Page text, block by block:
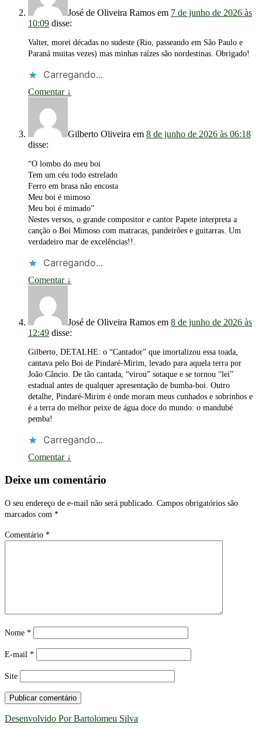
José de Oliveira Ramos em 7 de junho de 2026 às
10:09 disse:
Valter, morei décadas no sudeste (Rio, passeando em São Paulo e
Paraná muitas vezes) mas minhas raízes são nordestinas. Obrigado!
Carregando...
Comentar ↓
Gilberto Oliveira em 8 de junho de 2026 às 06:18
disse:
“O lombo do meu boi
Tem um céu todo estrelado
Ferro em brasa não encosta
Meu boi é mimoso
Meu boi é mimado”
Nestes versos, o grande compositor e cantor Papete interpreta a
canção o Boi Mimoso com matracas, pandeirões e guitarras. Um
verdadeiro mar de excelências!!.
Carregando...
Comentar ↓
José de Oliveira Ramos em 8 de junho de 2026 às
12:49 disse:
Gilberto, DETALHE: o “Cantador” que imortalizou essa toada,
cantava pelo Boi de Pindaré-Mirim, levado para aquela terra por
João Câncio. De tão cantada, “virou” sotaque e se tornou “lei”
estadual antes de qualquer apresentação de bumba-boi. Outro
detalhe, Pindaré-Mirim é onde moram meus cunhados e sobrinhos e
é a terra do melhor peixe de água doce do mundo: o mandubé
pemba!
Carregando...
Comentar ↓
Deixe um comentário
O seu endereço de e-mail não será publicado. Campos obrigatórios são
marcados com *
Comentário *
Nome *
E-mail *
Site
Desenvolvido Por Bartolomeu Silva